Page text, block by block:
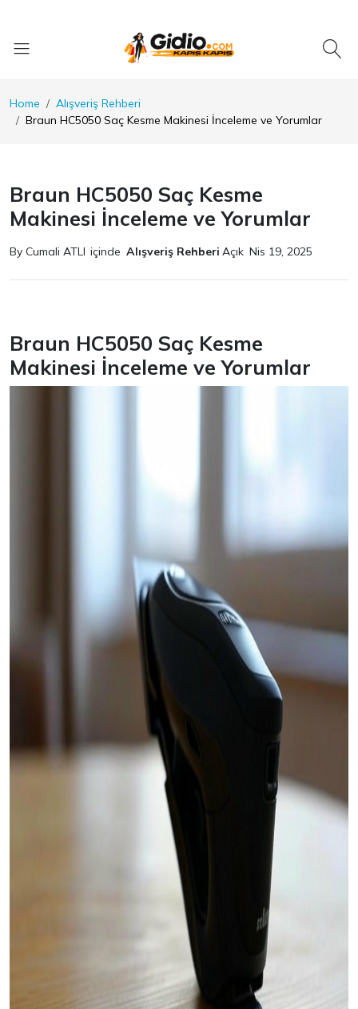
Home
Alışveriş Rehberi
Braun HC5050 Saç Kesme Makinesi İnceleme ve Yorumlar
Braun HC5050 Saç Kesme
Makinesi İnceleme ve Yorumlar
By Cumali ATLI içinde Alışveriş Rehberi Açık Nis 19, 2025
Braun HC5050 Saç Kesme
Makinesi İnceleme ve Yorumlar